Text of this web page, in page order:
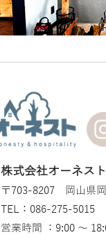
株式会社オーネスト
〒703-8207 岡山県
TEL：086-275-
営業時間 ：9:00 ～